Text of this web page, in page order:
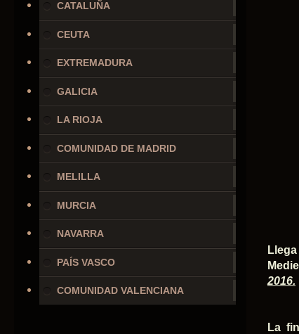
2016.
La
CATALUÑA
CEUTA
EXTREMADURA
GALICIA
LA RIOJA
COMUNIDAD DE MADRID
MELILLA
MURCIA
NAVARRA
PAÍS VASCO
COMUNIDAD VALENCIANA